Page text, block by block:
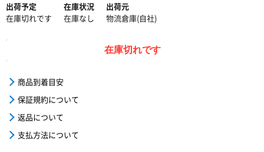
出荷予定
在庫切れです
在庫状況
在庫なし
出荷元
物流倉庫(自社)
在庫切れです
商品到着目安
保証規約について
返品について
支払方法について